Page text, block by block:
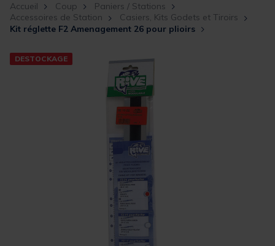
Accueil Coup
Paniers / Stations
Accessoires de Station
Casiers, Kits Godets et Tiroirs
Kit réglette F2 Amenagement 26 pour plioirs
DESTOCKAGE